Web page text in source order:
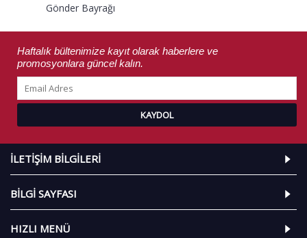
Gönder Bayrağı
Haftalık bültenimize kayıt olarak haberlere ve
promosyonlara güncel kalın.
KAYDOL
İLETIŞIM BILGILERI
BILGI SAYFASI
HIZLI MENÜ